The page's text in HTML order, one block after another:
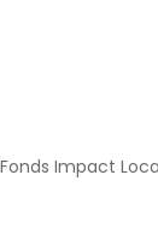
Fonds Impact